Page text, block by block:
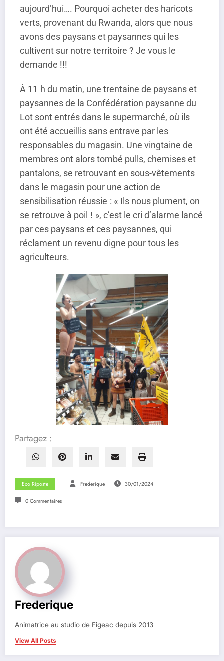
aujourd’hui…. Pourquoi acheter des haricots
verts, provenant du Rwanda, alors que nous
avons des paysans et paysannes qui les
cultivent sur notre territoire ? Je vous le
demande !!!
À 11 h du matin, une trentaine de paysans et
paysannes de la Confédération paysanne du
Lot sont entrés dans le supermarché, où ils
ont été accueillis sans entrave par les
responsables du magasin. Une vingtaine de
membres ont alors tombé pulls, chemises et
pantalons, se retrouvant en sous-vêtements
dans le magasin pour une action de
sensibilisation réussie : « Ils nous plument, on
se retrouve à poil ! », c’est le cri d’alarme lancé
par ces paysans et ces paysannes, qui
réclament un revenu digne pour tous les
agriculteurs.
Partagez :
Eco Riposte Frederique 30/01/2024
0 Commentaires
Frederique
Animatrice au studio de Figeac depuis 2013
View All Posts